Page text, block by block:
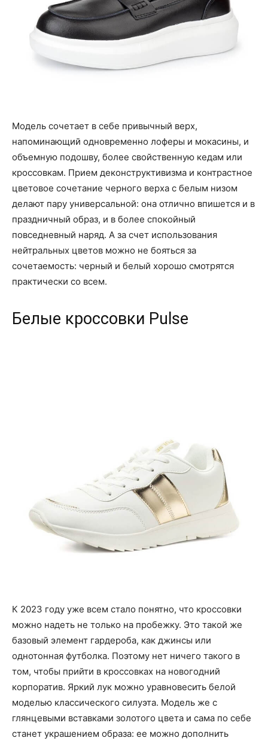
Модель сочетает в себе привычный верх,
напоминающий одновременно лоферы и мокасины, и
объемную подошву, более свойственную кедам или
кроссовкам. Прием деконструктивизма и контрастное
цветовое сочетание черного верха с белым низом
делают пару универсальной: она отлично впишется и в
праздничный образ, и в более спокойный
повседневный наряд. А за счет использования
нейтральных цветов можно не бояться за
сочетаемость: черный и белый хорошо смотрятся
практически со всем.
Белые кроссовки Pulse
К 2023 году уже всем стало понятно, что кроссовки
можно надеть не только на пробежку. Это такой же
базовый элемент гардероба, как джинсы или
однотонная футболка. Поэтому нет ничего такого в
том, чтобы прийти в кроссовках на новогодний
корпоратив. Яркий лук можно уравновесить белой
моделью классического силуэта. Модель же с
глянцевыми вставками золотого цвета и сама по себе
станет украшением образа: ее можно дополнить